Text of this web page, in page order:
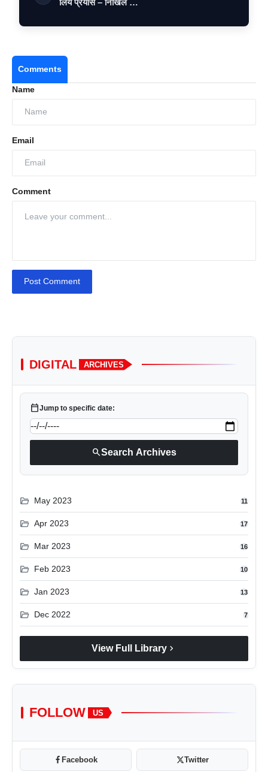
लिये प्रयास – निखिल …
Comments
Name
Email
Comment
Post Comment
DIGITAL ARCHIVES
calendar_todayJump to specific date:
searchSearch Archives
folder_open May 2023 11
folder_open Apr 2023 17
folder_open Mar 2023 16
folder_open Feb 2023 10
folder_open Jan 2023 13
folder_open Dec 2022 7
View Full Library chevron_right
FOLLOW US
Facebook Twitter